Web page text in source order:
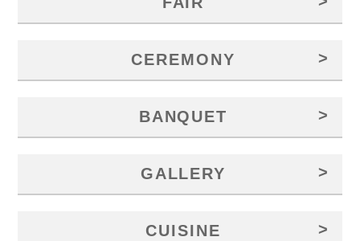
CEREMONY >
BANQUET >
GALLERY >
CUISINE >